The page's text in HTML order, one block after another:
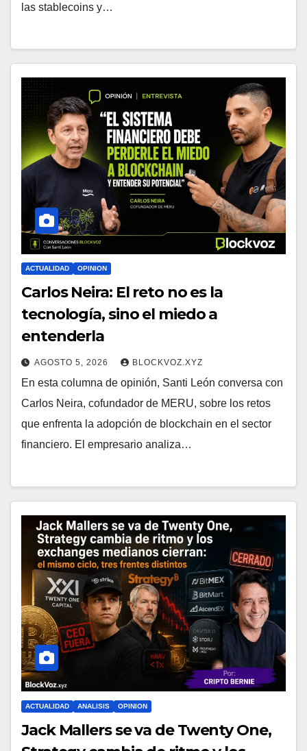
las stablecoins y…
ACTUALIDAD OPINION
Carlos Neira: El reto no es la
tecnología, sino el miedo a
entenderla
AGOSTO 5, 2026 BLOCKVOZ.XYZ
En esta columna de opinión, Santi León conversa con
Carlos Neira, cofundador de MERU, sobre los retos
que enfrenta la adopción de blockchain en el sector
financiero. El empresario analiza…
ACTUALIDAD ANALISIS OPINION
Jack Mallers se va de Twenty One,